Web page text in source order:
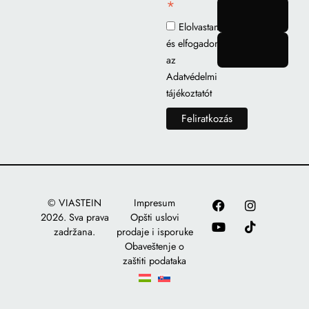
*
Elolvastam
és elfogadom
az
Adatvédelmi
tájékoztatót
© VIASTEIN
2026. Sva prava
zadržana.
Impresum
Opšti uslovi
prodaje i isporuke
Obaveštenje o
zaštiti podataka